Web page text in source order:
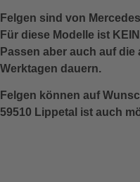
Felgen sind von
Für diese Modelle ist
Passen aber auch auf
Werktagen dauern.
Felgen können auf
59510 Lippetal ist auch